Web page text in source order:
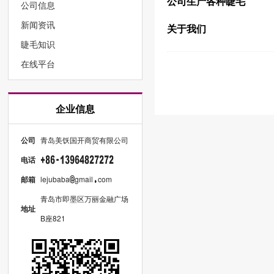
公司信息
新闻资讯
睫毛知识
在线平台
企业信息
公司 青岛美饫国开商贸有限公司
电话
邮箱 lejubaba gmail com
地址
青岛市即墨区万丽金融广场
B座821
关于我们